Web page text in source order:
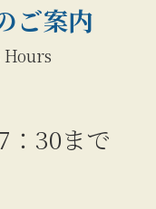
ご案内
Hours
：30まで